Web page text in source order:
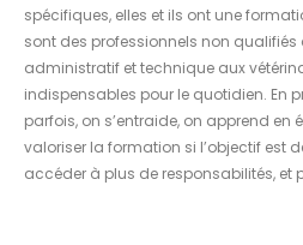
spécifiques, elles et ils ont une
sont des professionnels non
administratif et technique aux
indispensables pour le quotidien. En
parfois, on s’entraide, on apprend en
valoriser la formation si l’objectif est
accéder à plus de responsabilités, et